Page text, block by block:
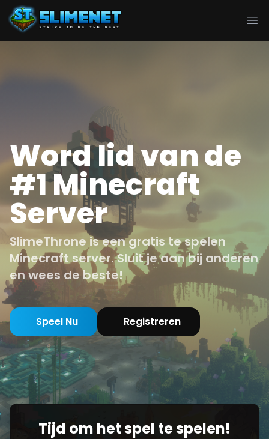
Word lid van de
#1 Minecraft
Server
SlimeThrone is een gratis te spelen
Minecraft server. Sluit je aan bij anderen
en wees de beste!
Speel Nu Registreren
Tijd om het spel te spelen!